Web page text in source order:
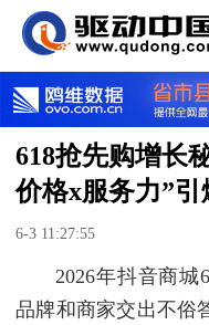
618抢先购增长
价格x服务力”引
6-3 11:27:55
2026年抖音商
品牌和商家交出不俗